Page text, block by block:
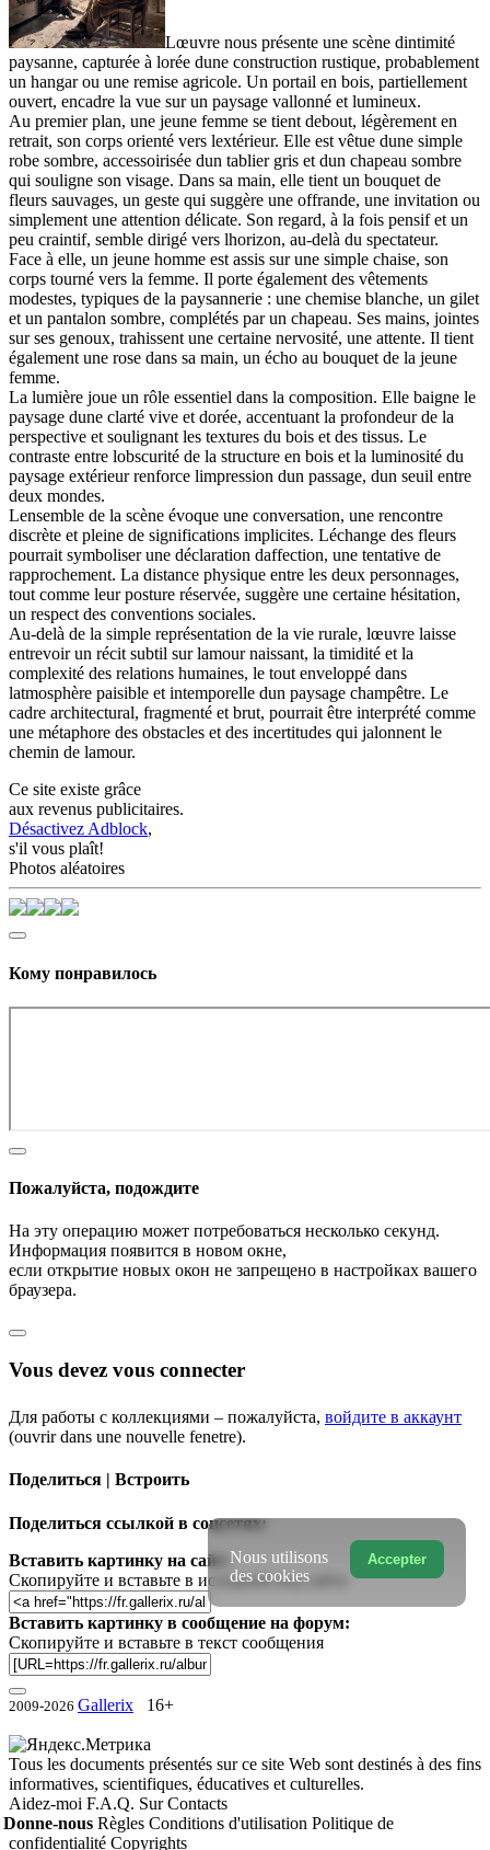
Lœuvre nous présente une scène dintimité
paysanne, capturée à lorée dune construction rustique, probablement
un hangar ou une remise agricole. Un portail en bois, partiellement
ouvert, encadre la vue sur un paysage vallonné et lumineux.
Au premier plan, une jeune femme se tient debout, légèrement en
retrait, son corps orienté vers lextérieur. Elle est vêtue dune simple
robe sombre, accessoirisée dun tablier gris et dun chapeau sombre
qui souligne son visage. Dans sa main, elle tient un bouquet de
fleurs sauvages, un geste qui suggère une offrande, une invitation ou
simplement une attention délicate. Son regard, à la fois pensif et un
peu craintif, semble dirigé vers lhorizon, au-delà du spectateur.
Face à elle, un jeune homme est assis sur une simple chaise, son
corps tourné vers la femme. Il porte également des vêtements
modestes, typiques de la paysannerie : une chemise blanche, un gilet
et un pantalon sombre, complétés par un chapeau. Ses mains, jointes
sur ses genoux, trahissent une certaine nervosité, une attente. Il tient
également une rose dans sa main, un écho au bouquet de la jeune
femme.
La lumière joue un rôle essentiel dans la composition. Elle baigne le
paysage dune clarté vive et dorée, accentuant la profondeur de la
perspective et soulignant les textures du bois et des tissus. Le
contraste entre lobscurité de la structure en bois et la luminosité du
paysage extérieur renforce limpression dun passage, dun seuil entre
deux mondes.
Lensemble de la scène évoque une conversation, une rencontre
discrète et pleine de significations implicites. Léchange des fleurs
pourrait symboliser une déclaration daffection, une tentative de
rapprochement. La distance physique entre les deux personnages,
tout comme leur posture réservée, suggère une certaine hésitation,
un respect des conventions sociales.
Au-delà de la simple représentation de la vie rurale, lœuvre laisse
entrevoir un récit subtil sur lamour naissant, la timidité et la
complexité des relations humaines, le tout enveloppé dans
latmosphère paisible et intemporelle dun paysage champêtre. Le
cadre architectural, fragmenté et brut, pourrait être interprété comme
une métaphore des obstacles et des incertitudes qui jalonnent le
chemin de lamour.
Ce site existe grâce
aux revenus publicitaires.
Désactivez Adblock,
s'il vous plaît!
Photos aléatoires
Кому понравилось
Пожалуйста, подождите
На эту операцию может потребоваться несколько секунд.
Информация появится в новом окне,
если открытие новых окон не запрещено в настройках вашего
браузера.
Vous devez vous connecter
Для работы с коллекциями – пожалуйста, войдите в аккаунт
(ouvrir dans une nouvelle fenetre).
Поделиться | Встроить
Поделиться ссылкой в соцсетях:
Вставить картинку на сайт:
Скопируйте и вставьте в исходный код сайта
Вставить картинку в сообщение на форум:
Скопируйте и вставьте в текст сообщения
2009-2026 Gallerix 16+
Tous les documents présentés sur ce site Web sont destinés à des fins
informatives, scientifiques, éducatives et culturelles.
Aidez-moi F.A.Q. SurContacts
Donne-nous Règles Conditions d'utilisation Politique de
confidentialité Copyrights
Accepter
Nous utilisons
des cookies